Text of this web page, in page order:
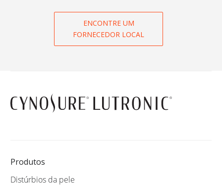
ENCONTRE UM
FORNECEDOR LOCAL
Produtos
Distúrbios da pele